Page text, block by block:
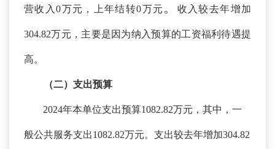
营收入0万元，上年结转0万元 。 收入较去年增加
304.82万元，主要是因为纳入预算的工资福利待遇提
高。
（二）支出预算
2024年本单位支出预算1082.82万元，其中，一
般公共服务支出1082.82万元。支出较去年增加304.82